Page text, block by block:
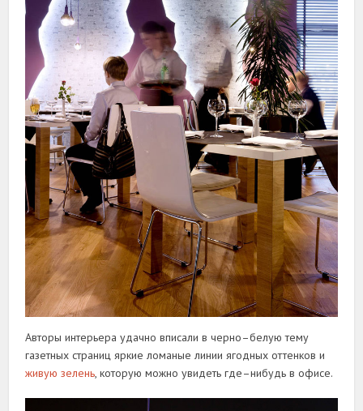
Авторы интерьера удачно вписали в черно–белую тему
газетных страниц яркие ломаные линии ягодных оттенков и
живую зелень, которую можно увидеть где–нибудь в офисе.